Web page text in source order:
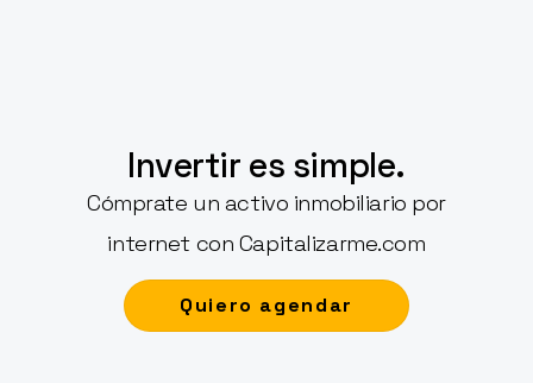
Invertir es simple.
Cómprate un activo inmobiliario por
internet con Capitalizarme.com
Quiero agendar